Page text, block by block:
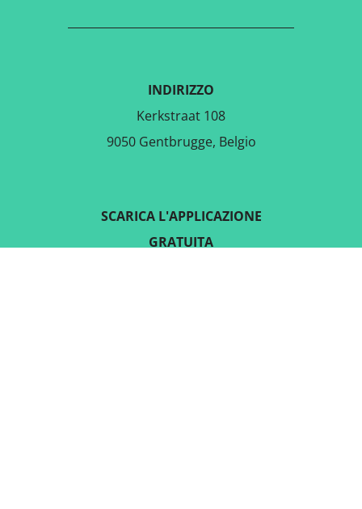
INDIRIZZO
Kerkstraat 108
9050 Gentbrugge, Belgio
SCARICA L'APPLICAZIONE
GRATUITA